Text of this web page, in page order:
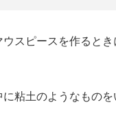
スピースを作ると
に粘土のようなもの